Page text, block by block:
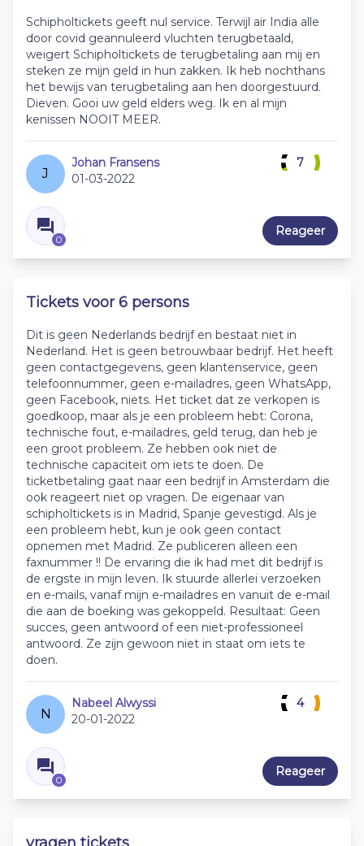
Schipholtickets geeft nul service. Terwijl air India alle
door covid geannuleerd vluchten terugbetaald,
weigert Schipholtickets de terugbetaling aan mij en
steken ze mijn geld in hun zakken. Ik heb nochthans
het bewijs van terugbetaling aan hen doorgestuurd.
Dieven. Gooi uw geld elders weg. Ik en al mijn
kenissen NOOIT MEER.
J
Johan Fransens
01-03-2022
0
7
Reageer
Tickets voor 6 persons
Dit is geen Nederlands bedrijf en bestaat niet in
Nederland. Het is geen betrouwbaar bedrijf. Het heeft
geen contactgegevens, geen klantenservice, geen
telefoonnummer, geen e-mailadres, geen WhatsApp,
geen Facebook, niets. Het ticket dat ze verkopen is
goedkoop, maar als je een probleem hebt: Corona,
technische fout, e-mailadres, geld terug, dan heb je
een groot probleem. Ze hebben ook niet de
technische capaciteit om iets te doen. De
ticketbetaling gaat naar een bedrijf in Amsterdam die
ook reageert niet op vragen. De eigenaar van
schipholtickets is in Madrid, Spanje gevestigd. Als je
een probleem hebt, kun je ook geen contact
opnemen met Madrid. Ze publiceren alleen een
faxnummer !! De ervaring die ik had met dit bedrijf is
de ergste in mijn leven. Ik stuurde allerlei verzoeken
en e-mails, vanaf mijn e-mailadres en vanuit de e-mail
die aan de boeking was gekoppeld. Resultaat: Geen
succes, geen antwoord of een niet-professioneel
antwoord. Ze zijn gewoon niet in staat om iets te
doen.
N
Nabeel Alwyssi
20-01-2022
0
4
Reageer